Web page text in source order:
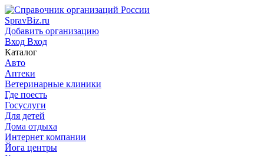
SpravBiz.ru
Добавить организацию
Вход Вход
Каталог
Авто
Аптеки
Ветеринарные клиники
Где поесть
Госуслуги
Для детей
Дома отдыха
Интернет компании
Йога центры